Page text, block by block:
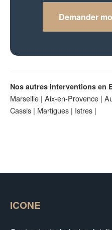
Demander
Nos autres interventions en
Marseille | Aix-en-Provence |
Cassis | Martigues | Istres |
ICONE